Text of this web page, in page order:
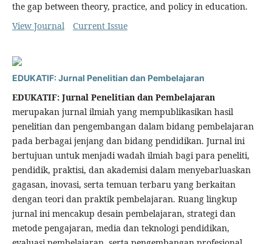
the gap between theory, practice, and policy in education.
View Journal
Current Issue
EDUKATIF: Jurnal Penelitian dan Pembelajaran
EDUKATIF: Jurnal Penelitian dan Pembelajaran
merupakan jurnal ilmiah yang mempublikasikan hasil
penelitian dan pengembangan dalam bidang pembelajaran
pada berbagai jenjang dan bidang pendidikan. Jurnal ini
bertujuan untuk menjadi wadah ilmiah bagi para peneliti,
pendidik, praktisi, dan akademisi dalam menyebarluaskan
gagasan, inovasi, serta temuan terbaru yang berkaitan
dengan teori dan praktik pembelajaran. Ruang lingkup
jurnal ini mencakup desain pembelajaran, strategi dan
metode pengajaran, media dan teknologi pendidikan,